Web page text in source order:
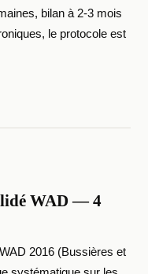
bilan à 2-3 mois
le protocole est
WAD — 4
2016 (Bussières et